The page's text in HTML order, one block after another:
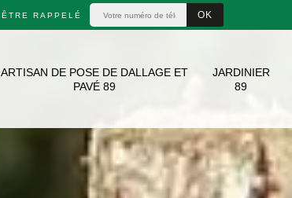
ÊTRE RAPPELÉ
ARTISAN DE POSE DE DALLAGE ET
PAVÉ 89
JARDINIER
89